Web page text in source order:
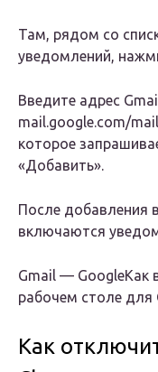
Там, рядом со
уведомлений,
Введите адрес
mail.google.com/
которое
«Добавить».
После добавления
включаются
Gmail — GoogleКак
рабочем столе для
Как